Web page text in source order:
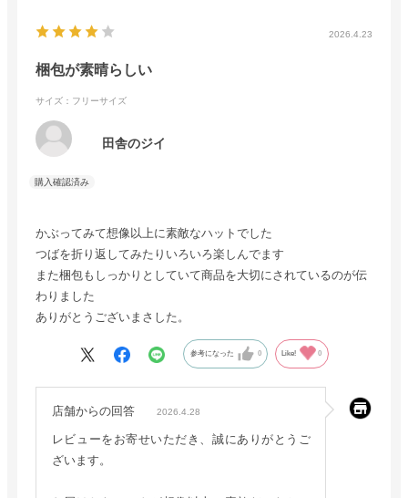
2026.4.23
梱包が素晴らしい
サイズ：フリーサイズ
田舎のジイ
かぶってみて想像以上に素敵なハットでした
つばを折り返してみたりいろいろ楽しんでます
また梱包もしっかりとしていて商品を大切にされているのが伝
わりました
ありがとうございまさした。
参考になった 0 Like! 0
店舗からの回答 2026.4.28
レビューをお寄せいただき、誠にありがとうご
ざいます。